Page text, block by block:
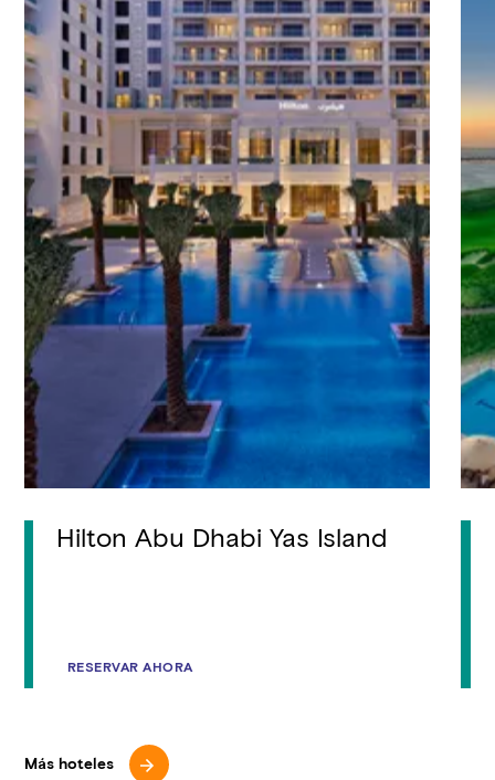
Hilton Abu Dhabi Yas Island
RESERVAR AHORA
Más hoteles